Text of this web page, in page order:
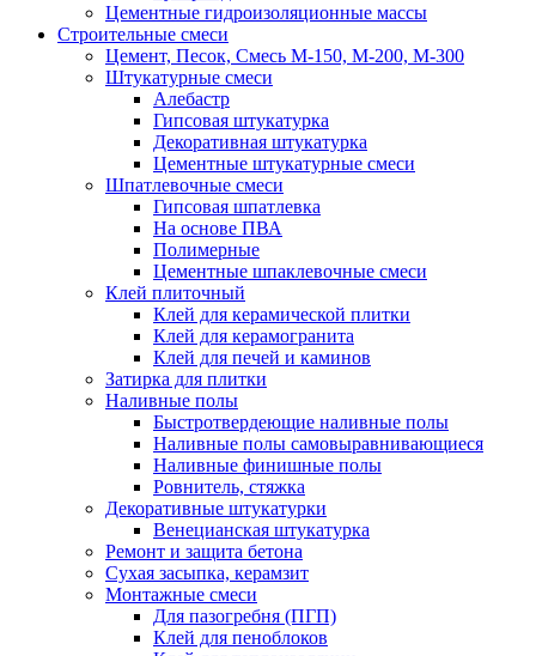
Цементные гидроизоляционные массы
Строительные смеси
Цемент, Песок, Смесь М-150, М-200, М-300
Штукатурные смеси
Алебастр
Гипсовая штукатурка
Декоративная штукатурка
Цементные штукатурные смеси
Шпатлевочные смеси
Гипсовая шпатлевка
На основе ПВА
Полимерные
Цементные шпаклевочные смеси
Клей плиточный
Клей для керамической плитки
Клей для керамогранита
Клей для печей и каминов
Затирка для плитки
Наливные полы
Быстротвердеющие наливные полы
Наливные полы самовыравнивающиеся
Наливные финишные полы
Ровнитель, стяжка
Декоративные штукатурки
Венецианская штукатурка
Ремонт и защита бетона
Сухая засыпка, керамзит
Монтажные смеси
Для пазогребня (ПГП)
Клей для пеноблоков